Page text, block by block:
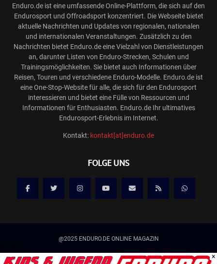
Enduro.de ist eine umfassende Online-Plattform, die sich auf den
Endurosport und Offroadsport konzentriert. Die Webseite bietet
aktuelle Nachrichten und Updates von regionalen, nationalen
und internationalen Veranstaltungen. Zusätzlich zu den
Nachrichten bietet Enduro.de eine Vielzahl von Dienstleistungen
an, darunter Listen von Enduro-Strecken, Schulen und
Trainingsmöglichkeiten. Sie bietet auch Informationen über
Reisen, Touren und verschiedene Enduro-Modelle. Enduro.de ist
eine One-Stop-Website für alle, die sich für den Endurosport
interessieren und bietet eine Fülle von Ressourcen und
Informationen für Enthusiasten. Enduro.de Ihr ultimatives
Endurosport-Erlebnis im Internet.
Kontakt: kontakt[at]enduro.de
FOLGE UNS
@2025 ENDURO.DE ONLINE MAGAZIN
Kontakt Mediadaten/Werbung
×